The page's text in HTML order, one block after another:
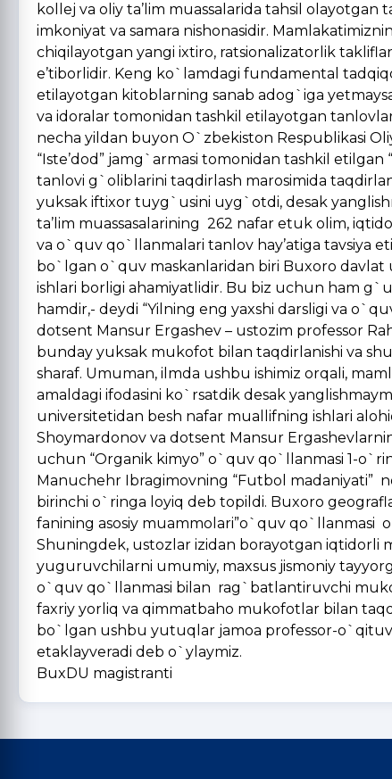
kollej va oliy ta’lim muassalarida tahsil
imkoniyat va samara nishonasidir.
chiqilayotgan yangi ixtiro, ratsionalizatorlik
e’tiborlidir. Keng ko`lamdagi fundamental
etilayotgan kitoblarning sanab adog`iga
va idoralar tomonidan tashkil etilayotgan
necha yildan buyon O`zbekiston Respublikasi
“Iste’dod” jamg`armasi tomonidan tashkil
tanlovi g`oliblarini taqdirlash marosimida
yuksak iftixor tuyg`usini uyg`otdi, desak
ta’lim muassasalarining 262 nafar etuk olim,
va o`quv qo`llanmalari tanlov hay’atiga tavsiya
bo`lgan o`quv maskanlaridan biri Buxoro davlat
ishlari borligi ahamiyatlidir. Bu biz uchun ham
hamdir,- deydi “Yilning eng yaxshi darsligi va
dotsent Mansur Ergashev – ustozim professor
bunday yuksak mukofot bilan taqdirlanishi va
sharaf. Umuman, ilmda ushbu ishimiz orqali,
amaldagi ifodasini ko`rsatdik desak
universitetidan besh nafar muallifning ishlari
Shoymardonov va dotsent Mansur
uchun “Organik kimyo” o`quv qo`llanmasi 1-
Manuchehr Ibragimovning “Futbol madaniyati”
birinchi o`ringa loyiq deb topildi. Buxoro
fanining asosiy muammolari”o`quv qo`llanmasi
Shuningdek, ustozlar izidan borayotgan iqtidorli
yuguruvchilarni umumiy, maxsus jismoniy
o`quv qo`llanmasi bilan rag`batlantiruvchi
faxriy yorliq va qimmatbaho mukofotlar bilan
bo`lgan ushbu yutuqlar jamoa professor-
etaklayveradi deb
BuxDU magistranti